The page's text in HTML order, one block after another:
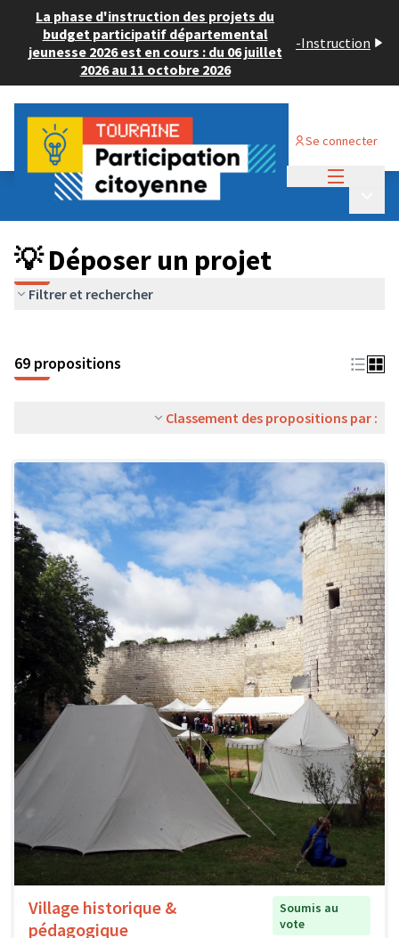
La phase d'instruction des projets du
budget participatif départemental
jeunesse 2026 est en cours : du 06 juillet
2026 au 11 octobre 2026
-Instruction
Se connecter
Budget Participatif ADULTE 2024
💡 Déposer un projet
💡 Déposer un projet
Filtrer et rechercher
69 propositions
Classement des propositions par :
Village historique &
pédagogique
Soumis au
vote